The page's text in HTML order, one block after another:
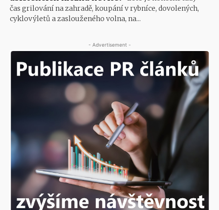
čas grilování na zahradě, koupání v rybníce, dovolených,
cyklovýletů a zaslouženého volna, na...
- Advertisement -